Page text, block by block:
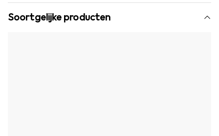
Soortgelijke producten